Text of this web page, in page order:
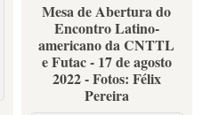
Mesa de Abertura do
Encontro Latino-
americano da CNTTL
e Futac - 17 de agosto
2022 - Fotos: Félix
Pereira